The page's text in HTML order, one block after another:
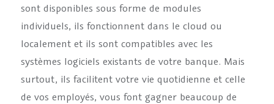
sont disponibles sous forme de modules
individuels, ils fonctionnent dans le cloud ou
localement et ils sont compatibles avec les
systèmes logiciels existants de votre banque. Mais
surtout, ils facilitent votre vie quotidienne et celle
de vos employés, vous font gagner beaucoup de